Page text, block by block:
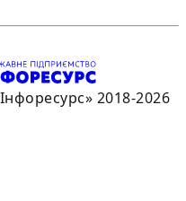
2018-2026